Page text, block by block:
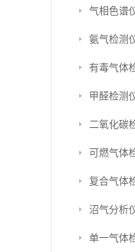
气相色谱
氨气检测
有毒气体
甲醛检测
二氧化碳
可燃气体
复合气体
沼气分析
单一气体